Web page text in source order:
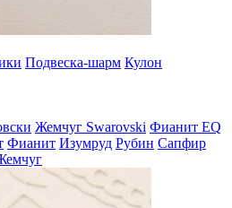
Подвеска-шарм Кулон
Жемчуг Swarovski Фианит EQ
Фианит Изумруд Рубин Сапфир